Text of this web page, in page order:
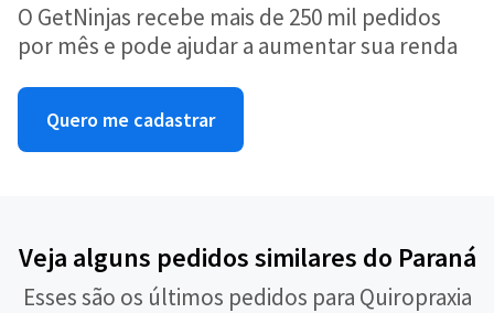
O GetNinjas recebe mais de 250 mil pedidos
por mês e pode ajudar a aumentar sua renda
Quero me cadastrar
Veja alguns pedidos similares do Paraná
Esses são os últimos pedidos para Quiropraxia